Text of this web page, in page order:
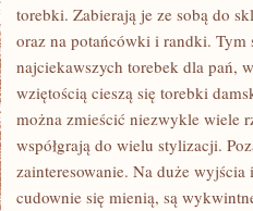
torebki. Zabierają je ze sobą do
oraz na potańcówki i randki. Tym
najciekawszych torebek dla pań,
wziętością cieszą się torebki
można zmieścić niezwykle wiele
współgrają do wielu stylizacji.
zainteresowanie. Na duże
cudownie się mienią, są